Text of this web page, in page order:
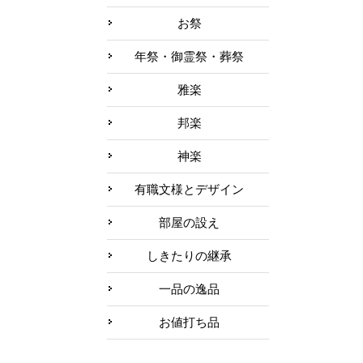
お祭
年祭・御霊祭・葬祭
雅楽
邦楽
神楽
有職文様とデザイン
部屋の設え
しきたりの継承
一品の逸品
お値打ち品